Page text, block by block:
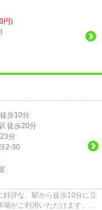
円)
徒歩10分
徒歩20分
分
2-30
好評な、駅から徒歩10分に立
がご利用いただけます。付